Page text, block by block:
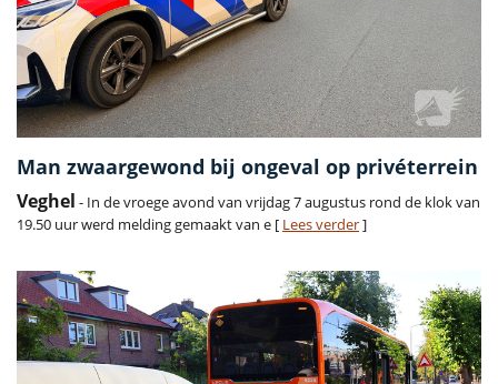
Man zwaargewond bij ongeval op privéterrein
Veghel - In de vroege avond van vrijdag 7 augustus rond de klok van
19.50 uur werd melding gemaakt van e [ Lees verder]